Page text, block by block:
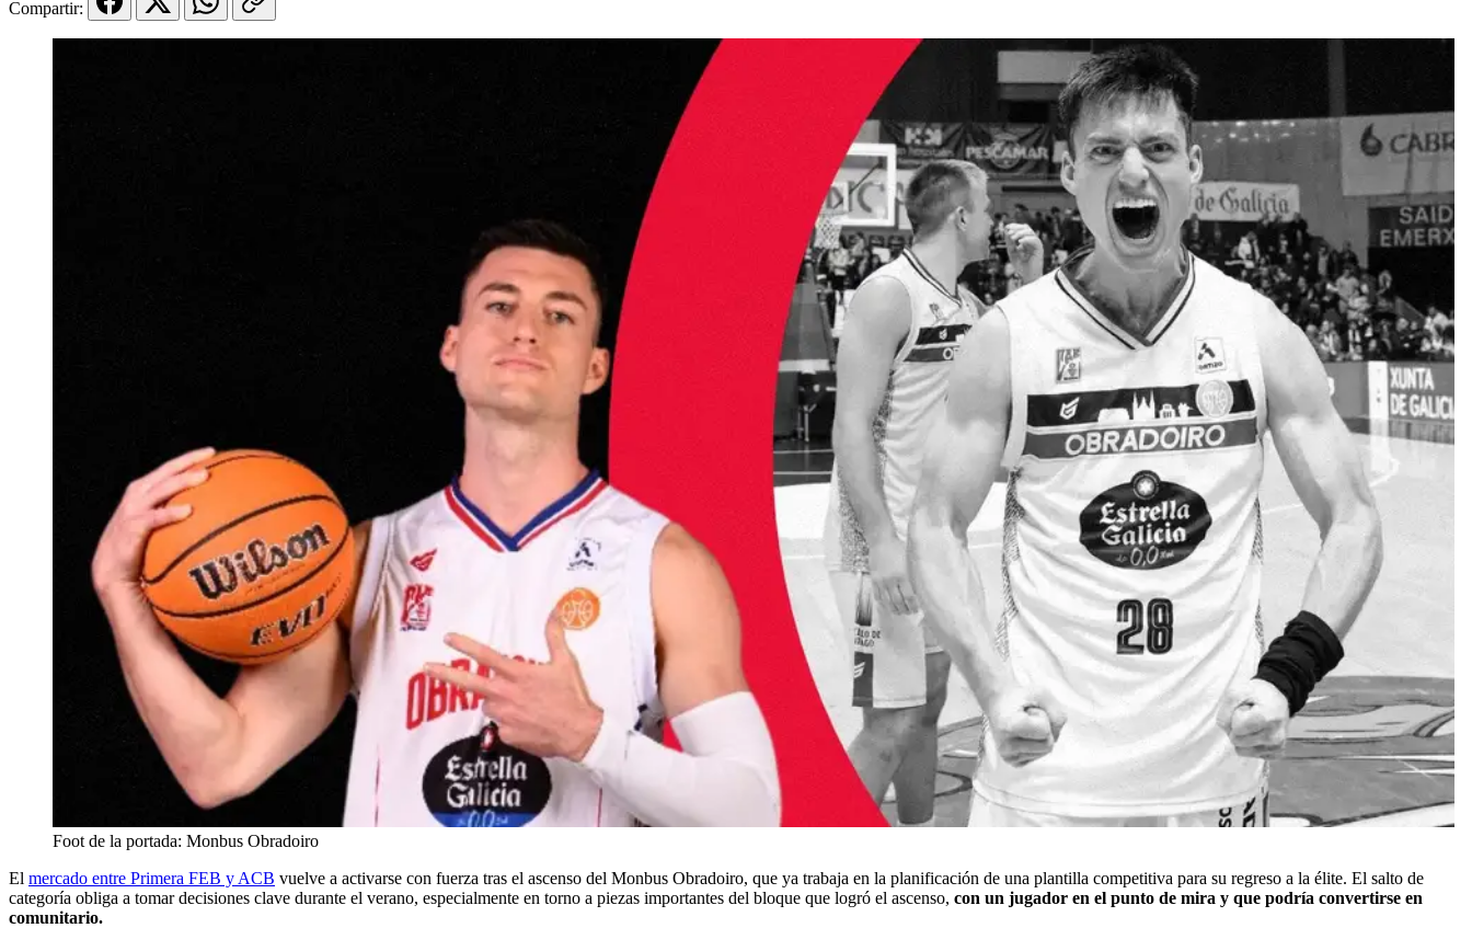
Compartir:
Foot de la portada: Monbus Obradoiro
El mercado entre Primera FEB y ACB vuelve a activarse con fuerza tras el ascenso del Monbus Obradoiro, que ya trabaja en la planificación de una plantilla competitiva para su regreso a la élite. El salto de
categoría obliga a tomar decisiones clave durante el verano, especialmente en torno a piezas importantes del bloque que logró el ascenso, con un jugador en el punto de mira y que podría convertirse en
comunitario.